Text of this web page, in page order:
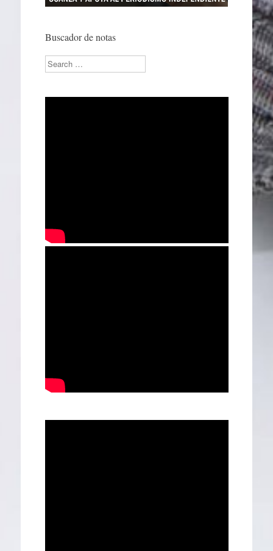
Buscador de notas
Search